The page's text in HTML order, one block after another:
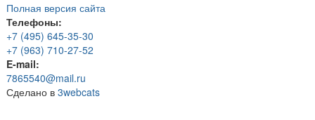
Полная версия сайта
Телефоны:
+7 (495) 645-35-30
+7 (963) 710-27-52
E-mail:
7865540@mail.ru
Сделано в 3webcats